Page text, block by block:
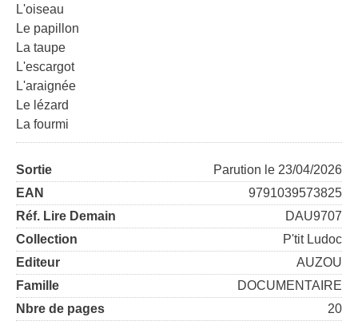
L'oiseau
Le papillon
La taupe
L'escargot
L'araignée
Le lézard
La fourmi
Sortie
Parution le 23/04/2026
EAN
9791039573825
Réf. Lire Demain
DAU9707
Collection
P'tit Ludoc
Editeur
AUZOU
Famille
DOCUMENTAIRE
Nbre de pages
20